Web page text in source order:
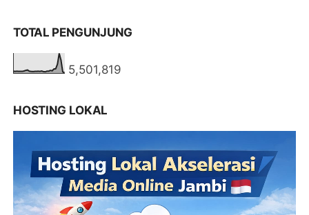
TOTAL PENGUNJUNG
5,501,819
HOSTING LOKAL